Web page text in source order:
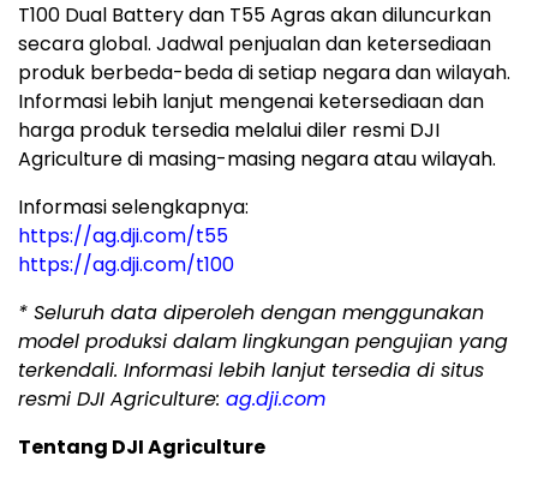
T100 Dual Battery dan T55 Agras akan diluncurkan
secara global. Jadwal penjualan dan ketersediaan
produk berbeda-beda di setiap negara dan wilayah.
Informasi lebih lanjut mengenai ketersediaan dan
harga produk tersedia melalui diler resmi DJI
Agriculture di masing-masing negara atau wilayah.
Informasi selengkapnya:
https://ag.dji.com/t55
https://ag.dji.com/t100
* Seluruh data diperoleh dengan menggunakan
model produksi dalam lingkungan pengujian yang
terkendali. Informasi lebih lanjut tersedia di situs
resmi DJI Agriculture: ag.dji.com
Tentang DJI Agriculture